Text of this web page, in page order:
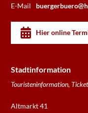
E-Mail
Hier online
Stadtinformation
Touristeninformation,
Altmarkt 41